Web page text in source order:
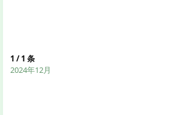
1 /1 条
2024年12月